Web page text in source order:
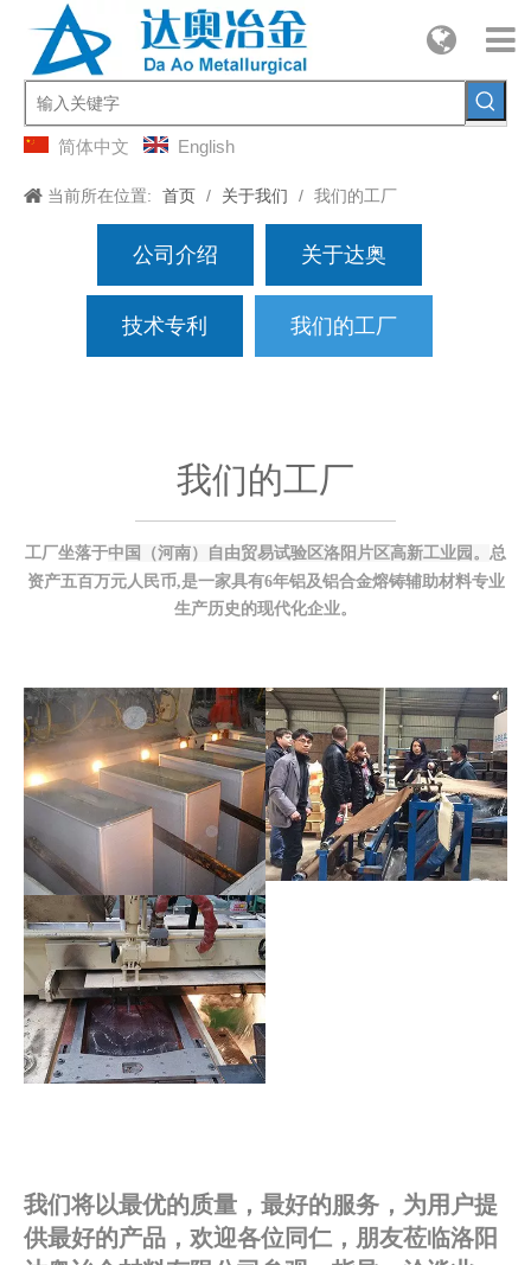
简体中文 English
当前所在位置: 首页 / 关于我们 / 我们的工厂
公司介绍 关于达奥
技术专利 我们的工厂
我们的工厂
工厂坐落于中国（河南）自由贸易试验区洛阳片区高新工业园。 总
资产五百万元人民币,是一家具有6年铝及铝合金熔铸辅助材料专业
生产历史的现代化企业。
我们将以最优的质量，最好的服务，为用户提
供最好的产品，欢迎各位同仁，朋友莅临洛阳